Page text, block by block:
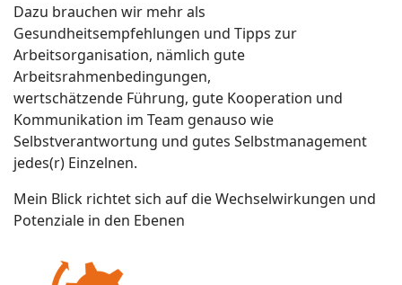
Dazu brauchen wir mehr als
Gesundheitsempfehlungen und Tipps zur
Arbeitsorganisation, nämlich gute
Arbeitsrahmenbedingungen,
wertschätzende Führung, gute Kooperation und
Kommunikation im Team genauso wie
Selbstverantwortung und gutes Selbstmanagement
jedes(r) Einzelnen.
Mein Blick richtet sich auf die Wechselwirkungen und
Potenziale in den Ebenen